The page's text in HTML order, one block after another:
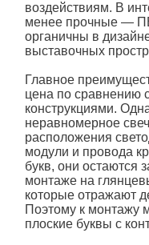
воздействиям. В
менее прочные —
органичны в
выставочных
Главное
цена по сравнению
конструкциями.
неравномерное
расположения
модули и провода
букв, они остаются
монтаже на
которые отражают
Поэтому к монтажу
плоские буквы с